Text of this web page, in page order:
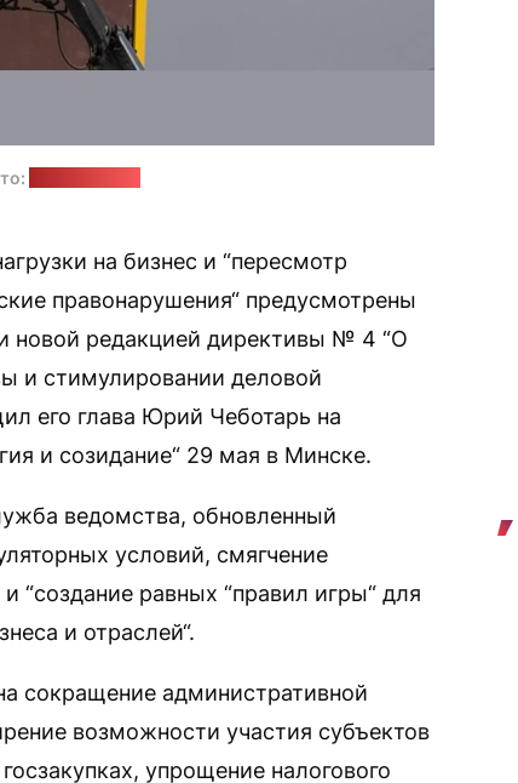
на бизнес и “пересмотр
правонарушения“ предусмотрены
новой редакцией директивы № 4 “О
и стимулировании деловой
его глава Юрий Чеботарь на
и созидание“ 29 мая в Минске.
ведомства, обновленный
условий, смягчение
“создание равных “правил игры“ для
и отраслей“.
сокращение административной
возможности участия субъектов
упрощение налогового